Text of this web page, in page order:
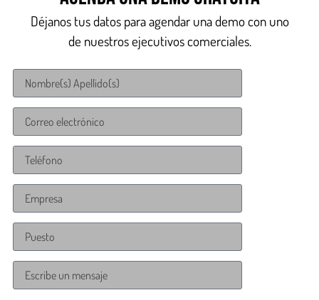
Déjanos tus datos para agendar una demo con uno
de nuestros ejecutivos comerciales.